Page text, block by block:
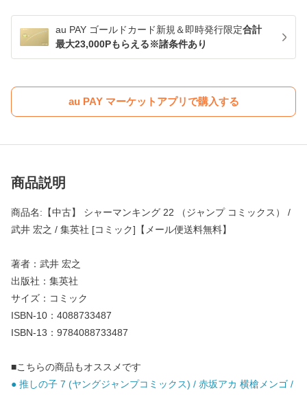
au PAY ゴールドカード新規＆即時発行限定合計
最大23,000Pもらえる※諸条件あり
au PAY マーケットアプリで購入する
商品説明
商品名:【中古】 シャーマンキング 22 （ジャンプ コミックス） /
武井 宏之 / 集英社 [コミック]【メール便送料無料】
著者：武井 宏之
出版社：集英社
サイズ：コミック
ISBN-10：4088733487
ISBN-13：9784088733487
■こちらの商品もオススメです
● 推しの子 7 (ヤングジャンプコミックス) / 赤坂アカ 横槍メンゴ /